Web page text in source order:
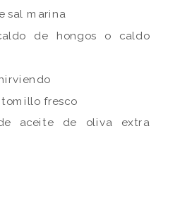
sal marina
de hongos o caldo
fresco
aceite de oliva extra